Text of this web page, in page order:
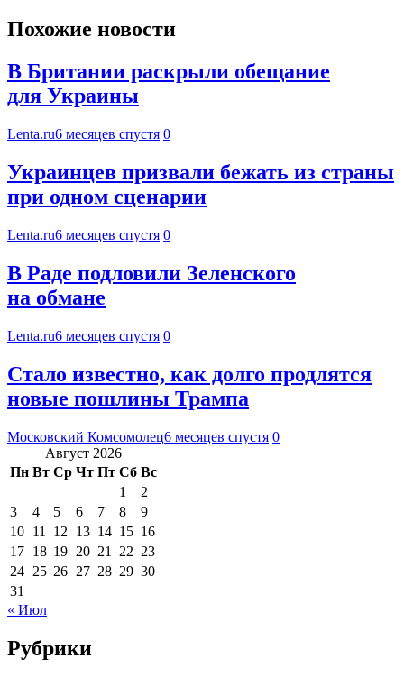
Похожие новости
В Британии раскрыли обещание
для Украины
Lenta.ru6 месяцев спустя 0
Украинцев призвали бежать из страны
при одном сценарии
Lenta.ru6 месяцев спустя 0
В Раде подловили Зеленского
на обмане
Lenta.ru6 месяцев спустя 0
Стало известно, как долго продлятся
новые пошлины Трампа
Московский Комсомолец6 месяцев спустя 0
Август 2026
Пн Вт Ср Чт Пт Сб Вс
1
2
3
4 5 6 7 8
9
10 11 12 13 14 15 16
17 18 19 20 21 22 23
24 25 26 27 28 29 30
31
« Июл
Рубрики